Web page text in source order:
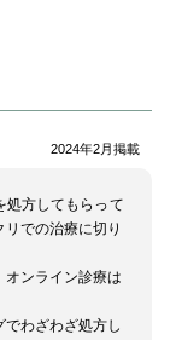
2024年2月掲載
処方してもらって
での治療に切り
ンライン診療は
わざわざ処方し